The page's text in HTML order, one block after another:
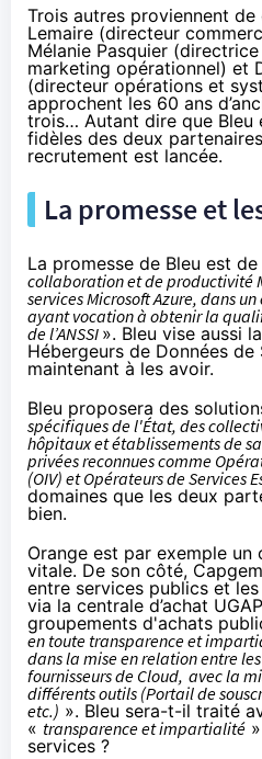
Trois autres proviennent de
Lemaire (directeur
Mélanie Pasquier
marketing opérationnel) et
(directeur opérations et
approchent les 60 ans
trois… Autant dire que Bleu
fidèles des deux
recrutement est lancée.
La promesse et
La promesse de Bleu est
collaboration et de productivité
services Microsoft Azure, dans
ayant vocation à obtenir la
de l’ANSSI ». Bleu vise aussi
Hébergeurs de Données de
maintenant à les avoir.
Bleu proposera des
spécifiques de l'État, des
hôpitaux et établissements de
privées reconnues comme
(OIV) et Opérateurs de Services
domaines que les deux
bien.
Orange est par exemple un
vitale. De son côté,
entre services publics et
via la centrale d’achat
groupements d'achats
en toute transparence et
dans la mise en relation entre
fournisseurs de Cloud, avec la
différents outils (Portail de
etc.) ». Bleu sera-t-il traité
« transparence et impartialité
services ?